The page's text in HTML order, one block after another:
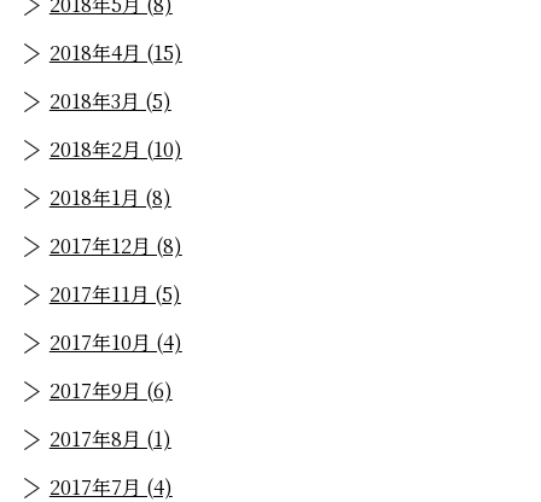
2018年4月 (15)
2018年3月 (5)
2018年2月 (10)
2018年1月 (8)
2017年12月 (8)
2017年11月 (5)
2017年10月 (4)
2017年9月 (6)
2017年8月 (1)
2017年7月 (4)